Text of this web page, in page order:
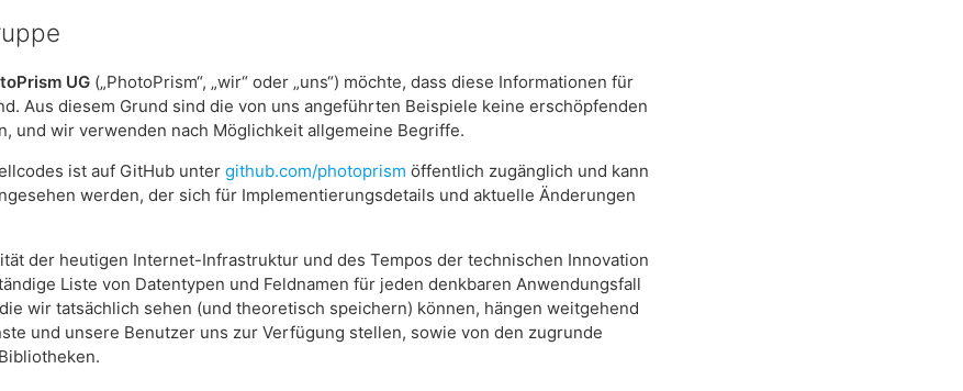
UG („PhotoPrism“, „wir“ oder „uns“) möchte, dass diese Informationen für
Aus diesem Grund sind die von uns angeführten Beispiele keine erschöpfenden
und wir verwenden nach Möglichkeit allgemeine Begriffe.
ist auf GitHub untergithub.com/photoprism öffentlich zugänglich und kann
werden, der sich für Implementierungsdetails und aktuelle Änderungen
der heutigen Internet-Infrastruktur und des Tempos der technischen Innovation
Liste von Datentypen und Feldnamen für jeden denkbaren Anwendungsfall
wir tatsächlich sehen (und theoretisch speichern) können, hängen weitgehend
und unsere Benutzer uns zur Verfügung stellen, sowie von den zugrunde